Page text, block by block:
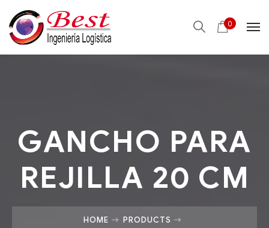
0
GANCHO PARA
REJILLA 20 CM
HOME
PRODUCTS